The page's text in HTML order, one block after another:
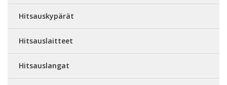
Hitsauskypärät
Hitsauslaitteet
Hitsauslangat